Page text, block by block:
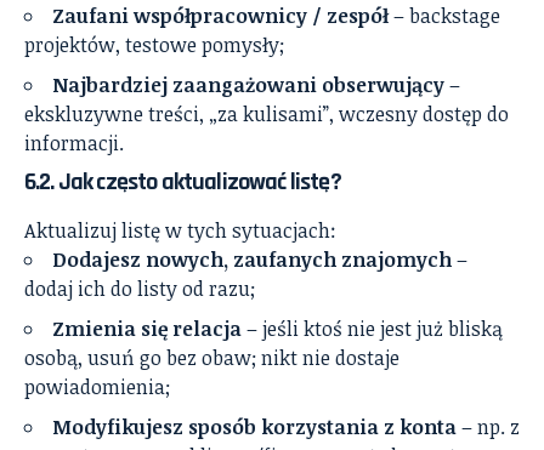
Zaufani współpracownicy / zespół– backstage
projektów, testowe pomysły;
Najbardziej zaangażowani obserwujący–
ekskluzywne treści, „za kulisami”, wczesny dostęp do
informacji.
6.2. Jak często aktualizować listę?
Aktualizuj listę w tych sytuacjach:
Dodajesz nowych, zaufanych znajomych–
dodaj ich do listy od razu;
Zmienia się relacja– jeśli ktoś nie jest już bliską
osobą, usuń go bez obaw; nikt nie dostaje
powiadomienia;
Modyfikujesz sposób korzystania z konta– np. z